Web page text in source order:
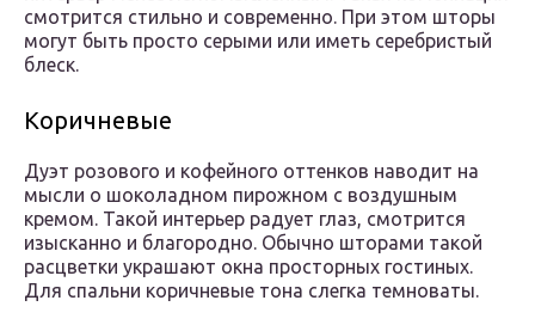
смотрится стильно и современно. При этом шторы
могут быть просто серыми или иметь серебристый
блеск.
Коричневые
Дуэт розового и кофейного оттенков наводит на
мысли о шоколадном пирожном с воздушным
кремом. Такой интерьер радует глаз, смотрится
изысканно и благородно. Обычно шторами такой
расцветки украшают окна просторных гостиных.
Для спальни коричневые тона слегка темноваты.